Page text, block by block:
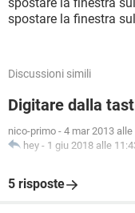
spostare la finestra
Discussioni simili
Digitare dalla
nico-primo - 4 mar 2013 alle
hey - 1 giu 2018 alle
5 risposte